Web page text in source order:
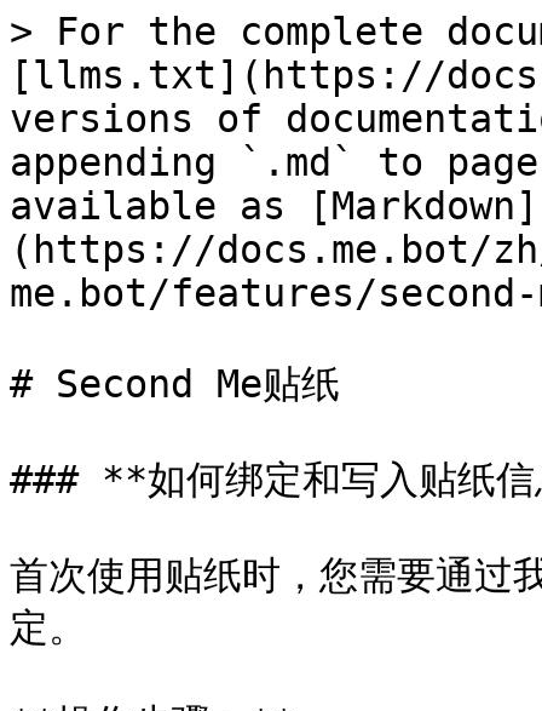
> For the complete
[llms.txt](https://
versions of
appending `.md` to
available as [Markdown]
(https://docs.me.bot/
me.bot/features/
# Second Me贴纸
### **如何绑定和写入贴纸
首次使用贴纸时，您需要通过
定。